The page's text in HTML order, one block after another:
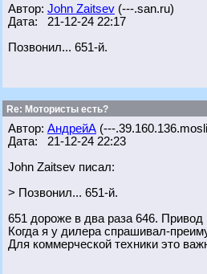
Автор: John Zaitsev (---.san.ru)
Дата: 21-12-24 22:17
Позвонил... 651-й.
Re: Мотористы есть?
Автор: АндрейА (---
Дата: 21-12-24 22:23
John Zaitsev писал:
> Позвонил... 651-й.
651 дороже в два раза 646.
Когда я у дилера спрашивал-
Для коммерческой техники это